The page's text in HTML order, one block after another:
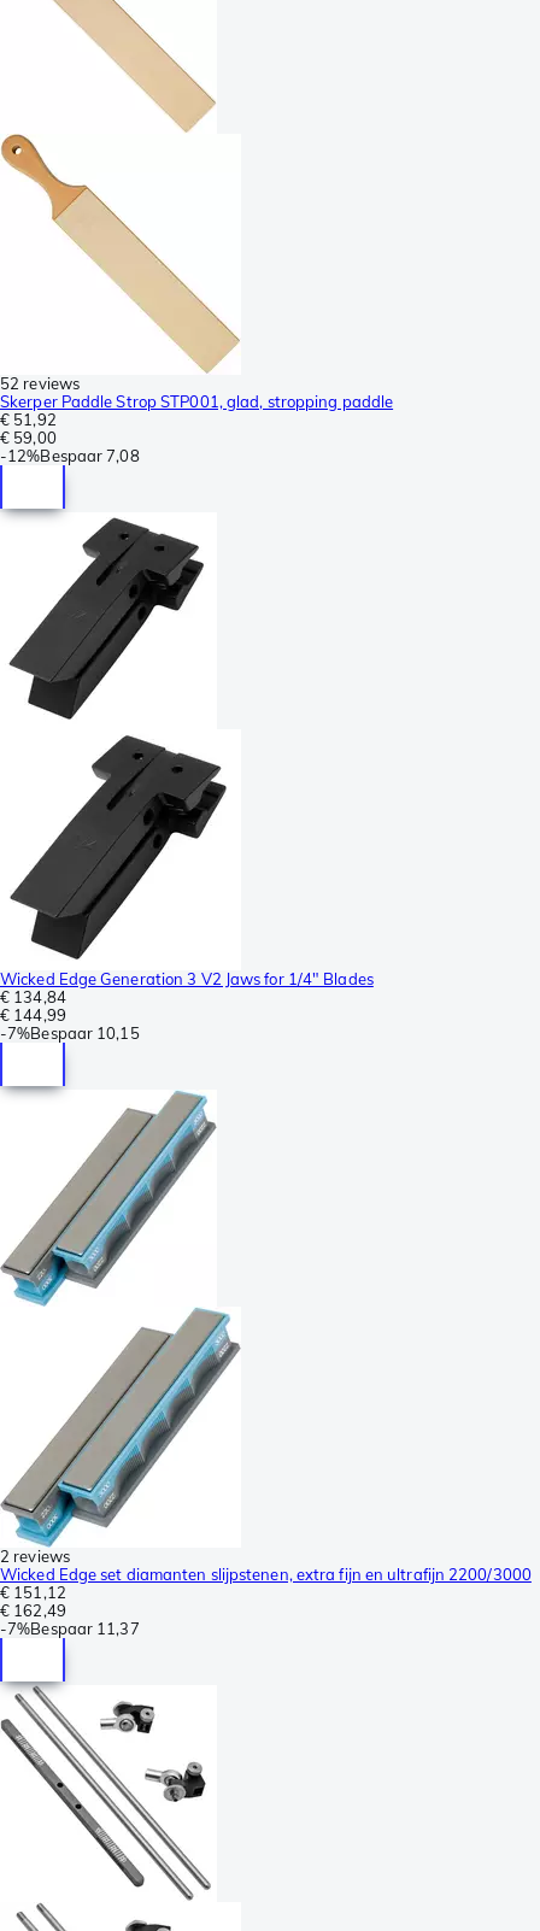
52 reviews
Skerper Paddle Strop STP001, glad, stropping paddle
€ 51,92
€ 59,00
-12%Bespaar 7,08
Wicked Edge Generation 3 V2 Jaws for 1/4" Blades
€ 134,84
€ 144,99
-7%Bespaar 10,15
2 reviews
Wicked Edge set diamanten slijpstenen, extra fijn en ultrafijn 2200/3000
€ 151,12
€ 162,49
-7%Bespaar 11,37